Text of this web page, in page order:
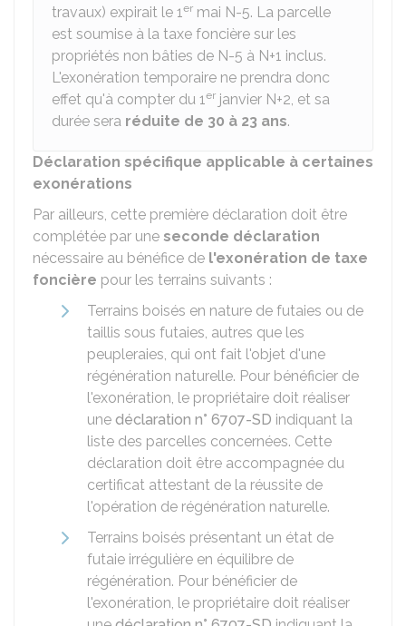
travaux) expirait le 1er mai N-5. La parcelle
est soumise à la taxe foncière sur les
propriétés non bâties de N-5 à N+1 inclus.
L'exonération temporaire ne prendra donc
effet qu'à compter du 1er janvier N+2, et sa
durée sera réduite de 30 à 23 ans.
Déclaration spécifique applicable à certaines
exonérations
Par ailleurs, cette première déclaration doit être
complétée par une seconde déclaration
nécessaire au bénéfice de l'exonération de taxe
foncière pour les terrains suivants :
Terrains boisés en nature de futaies ou de
taillis sous futaies, autres que les
peupleraies, qui ont fait l'objet d'une
régénération naturelle. Pour bénéficier de
l'exonération, le propriétaire doit réaliser
une déclaration n° 6707-SD indiquant la
liste des parcelles concernées. Cette
déclaration doit être accompagnée du
certificat attestant de la réussite de
l'opération de régénération naturelle.
Terrains boisés présentant un état de
futaie irrégulière en équilibre de
régénération. Pour bénéficier de
l'exonération, le propriétaire doit réaliser